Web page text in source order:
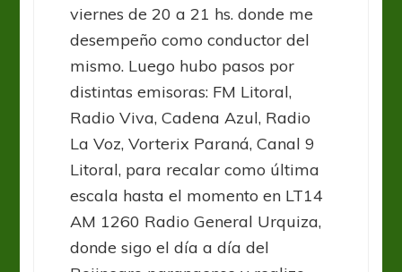
viernes de 20 a 21 hs. donde me
desempeño como conductor del
mismo. Luego hubo pasos por
distintas emisoras: FM Litoral,
Radio Viva, Cadena Azul, Radio
La Voz, Vorterix Paraná, Canal 9
Litoral, para recalar como última
escala hasta el momento en LT14
AM 1260 Radio General Urquiza,
donde sigo el día a día del